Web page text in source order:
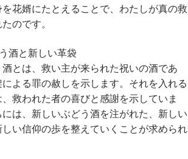
花婿にたとえることで、わたしが真の救
のです。
酒と新しい革袋
とは、救い主が来られた祝いの酒であ
よる罪の赦しを示します。それを入れる
救われた者の喜びと感謝を示していま
は、新しいぶどう酒を注がれた、新しい
い信仰の歩を整えていくことが求められ